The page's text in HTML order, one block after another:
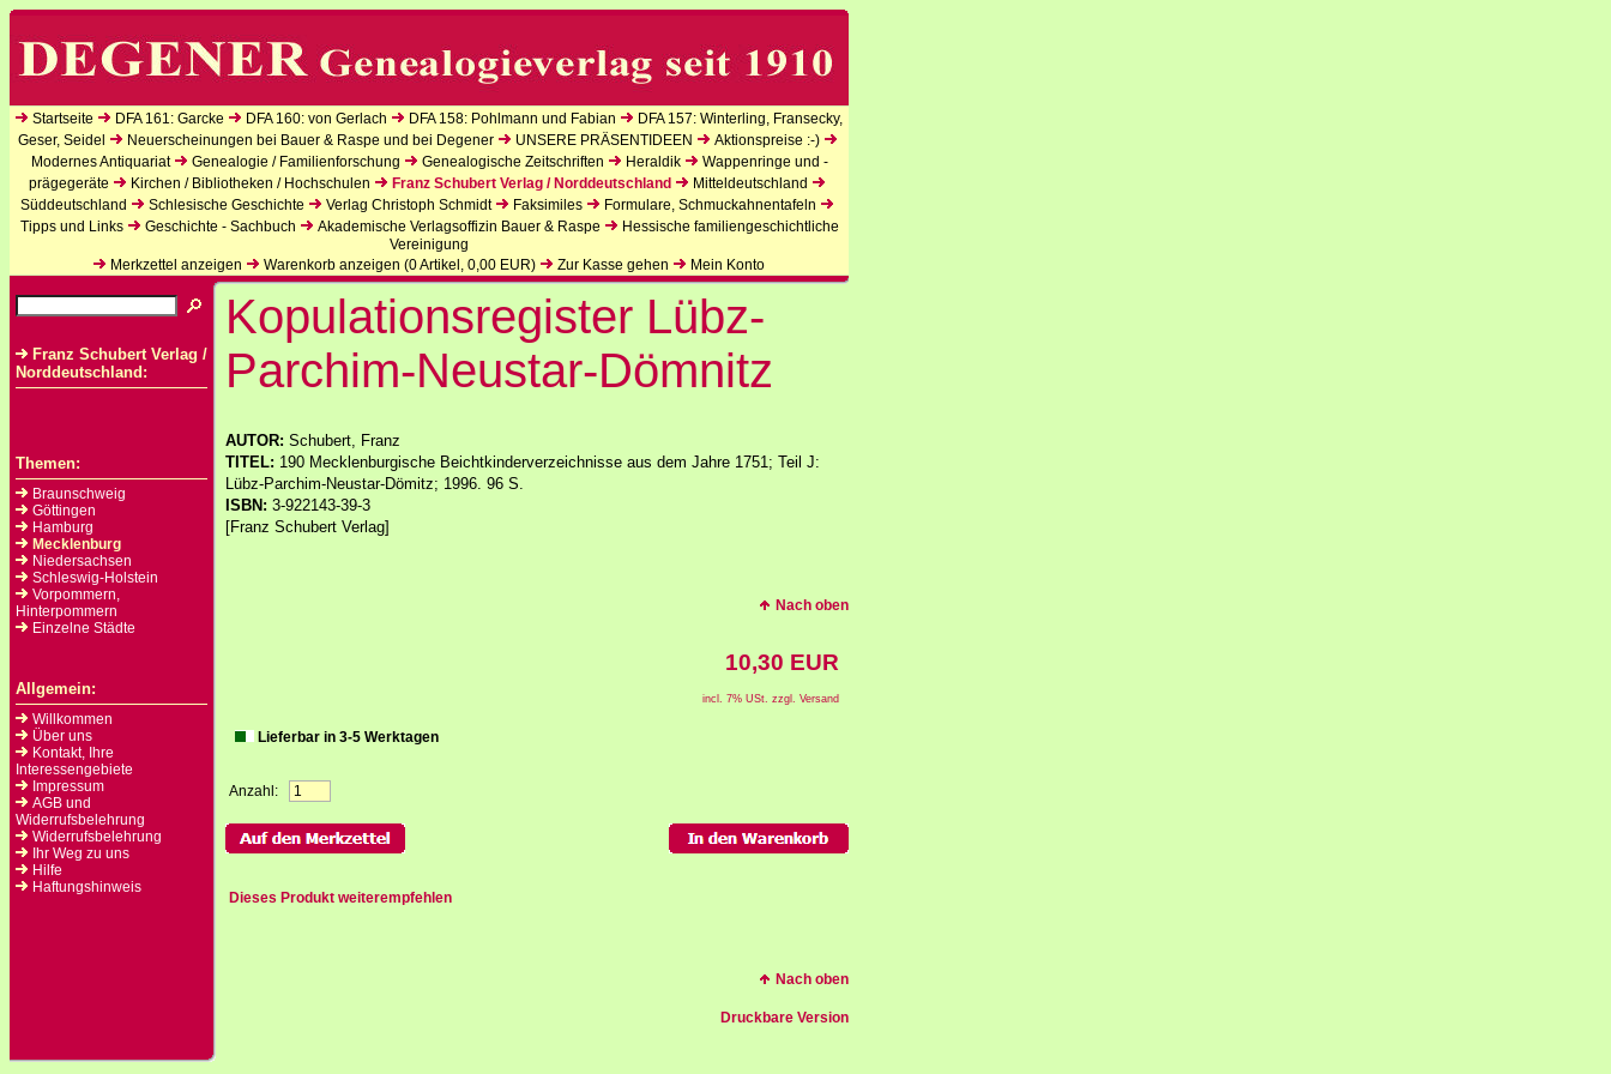
Startseite DFA 161: Garcke DFA 160: von Gerlach DFA 158: Pohlmann und Fabian
DFA 157: Winterling, Fransecky,
Geser, Seidel
Neuerscheinungen bei Bauer & Raspe und bei Degener UNSERE PRÄSENTIDEEN
Aktionspreise :-)
Modernes Antiquariat
Genealogie / Familienforschung Genealogische Zeitschriften Heraldik
Wappenringe und -
prägegeräte
Kirchen / Bibliotheken / Hochschulen Franz Schubert Verlag / Norddeutschland
Mitteldeutschland
Süddeutschland
Schlesische Geschichte Verlag Christoph Schmidt Faksimiles
Formulare, Schmuckahnentafeln
Tipps und Links
Geschichte - Sachbuch Akademische Verlagsoffizin Bauer & Raspe
Hessische familiengeschichtliche
Vereinigung
Merkzettel anzeigen
Warenkorb anzeigen (0Artikel, 0,00 EUR) Zur Kasse gehen Mein Konto
Franz Schubert Verlag /
Norddeutschland:
Themen:
Braunschweig
Göttingen
Hamburg
Mecklenburg
Niedersachsen
Schleswig-Holstein
Vorpommern,
Hinterpommern
Einzelne Städte
Allgemein:
Willkommen
Über uns
Kontakt, Ihre
Interessengebiete
Impressum
AGB und
Widerrufsbelehrung
Widerrufsbelehrung
Ihr Weg zu uns
Hilfe
Haftungshinweis
Kopulationsregister Lübz-
Parchim-Neustar-Dömnitz
AUTOR: Schubert, Franz
TITEL: 190 Mecklenburgische Beichtkinderverzeichnisse aus dem Jahre 1751; Teil J:
Lübz-Parchim-Neustar-Dömitz; 1996. 96 S.
ISBN: 3-922143-39-3
[Franz Schubert Verlag]
Nach oben
10,30 EUR
incl. 7% USt. zzgl. Versand
Lieferbar in 3-5 Werktagen
Anzahl:
Dieses Produkt weiterempfehlen
Nach oben
Druckbare Version